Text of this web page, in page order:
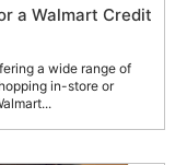
a Walmart Credit
a wide range of
in-store or